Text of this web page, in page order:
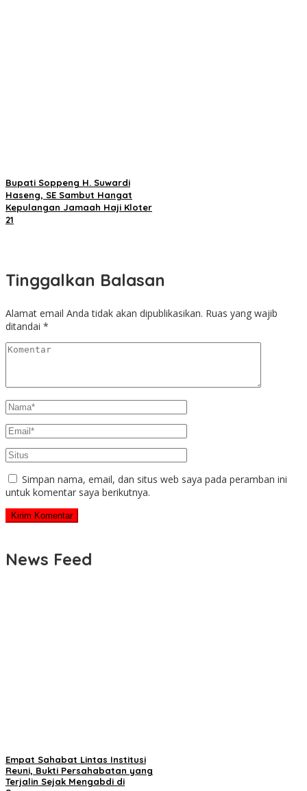
Bupati Soppeng H. Suwardi
Haseng, SE Sambut Hangat
Kepulangan Jamaah Haji Kloter
21
Tinggalkan Balasan
Alamat email Anda tidak akan dipublikasikan. Ruas yang wajib
ditandai *
Simpan nama, email, dan situs web saya pada peramban ini
untuk komentar saya berikutnya.
News Feed
Empat Sahabat Lintas Institusi
Reuni, Bukti Persahabatan yang
Terjalin Sejak Mengabdi di